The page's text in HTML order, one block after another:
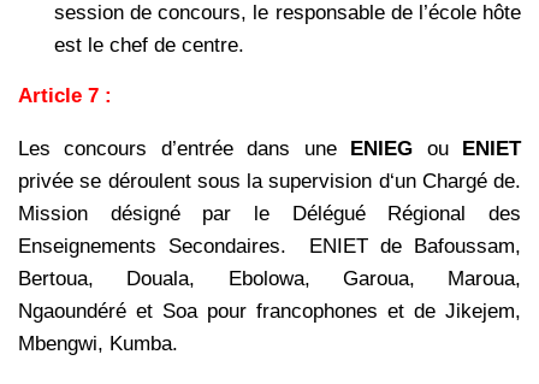
session de concours, le responsable de l’école hôte
est le chef de centre.
Article 7 :
Les concours d’entrée dans une ENIEG ou ENIET
privée se déroulent sous la supervision d‘un Chargé de.
Mission désigné par le Délégué Régional des
Enseignements Secondaires. ENIET de Bafoussam,
Bertoua, Douala, Ebolowa, Garoua, Maroua,
Ngaoundéré et Soa pour francophones et de Jikejem,
Mbengwi, Kumba.